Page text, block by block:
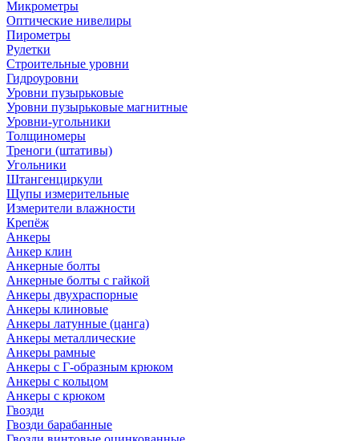
Микрометры
Оптические нивелиры
Пирометры
Рулетки
Строительные уровни
Гидроуровни
Уровни пузырьковые
Уровни пузырьковые магнитные
Уровни-угольники
Толщиномеры
Треноги (штативы)
Угольники
Штангенциркули
Щупы измерительные
Измерители влажности
Крепёж
Анкеры
Анкер клин
Анкерные болты
Анкерные болты с гайкой
Анкеры двухраспорные
Анкеры клиновые
Анкеры латунные (цанга)
Анкеры металлические
Анкеры рамные
Анкеры с Г-образным крюком
Анкеры с кольцом
Анкеры с крюком
Гвозди
Гвозди барабанные